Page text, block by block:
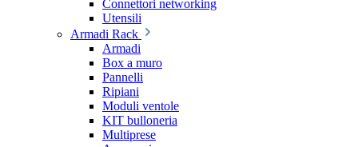
Connettori networking
Utensili
Armadi Rack
Armadi
Box a muro
Pannelli
Ripiani
Moduli ventole
KIT bulloneria
Multiprese